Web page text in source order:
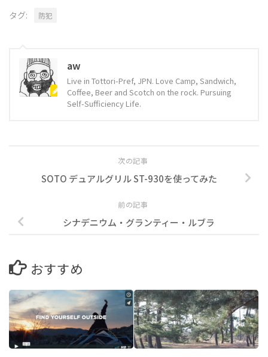
タグ: 防犯
aw
Live in Tottori-Pref, JPN. Love Camp, Sandwich,
Coffee, Beer and Scotch on the rock. Pursuing
Self-Sufficiency Life.
次の記事
SOTO デュアルグリル ST-930を使ってみた
前の記事
シナデニウム・グランティー・ルブラ
おすすめ